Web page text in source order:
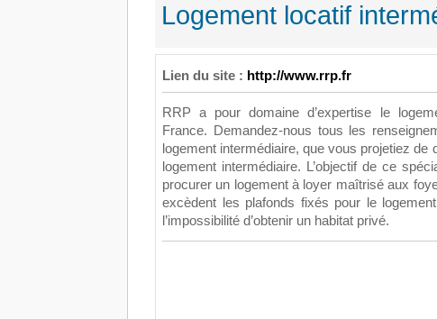
Logement locatif
Lien du site : http://www.rrp.fr
RRP a pour domaine d’expertise le
France. Demandez-nous tous les
logement intermédiaire, que vous projetiez de
logement intermédiaire. L’objectif de ce
procurer un logement à loyer maîtrisé aux
excèdent les plafonds fixés pour le
l’impossibilité d’obtenir un habitat privé.